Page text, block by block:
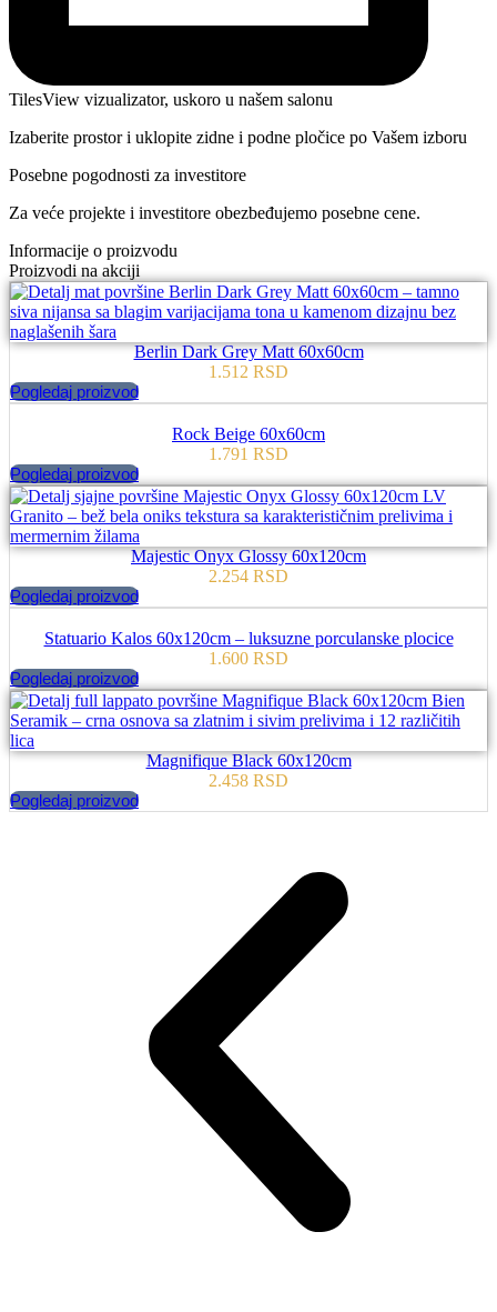
TilesView vizualizator, uskoro u našem salonu
Izaberite prostor i uklopite zidne i podne pločice po Vašem izboru
Posebne pogodnosti za investitore
Za veće projekte i investitore obezbeđujemo posebne cene.
Informacije o proizvodu
Proizvodi na akciji
Berlin Dark Grey Matt 60x60cm
1.512 RSD
Pogledaj proizvod
Rock Beige 60x60cm
1.791 RSD
Pogledaj proizvod
Majestic Onyx Glossy 60x120cm
2.254 RSD
Pogledaj proizvod
Statuario Kalos 60x120cm – luksuzne porculanske plocice
1.600 RSD
Pogledaj proizvod
Magnifique Black 60x120cm
2.458 RSD
Pogledaj proizvod